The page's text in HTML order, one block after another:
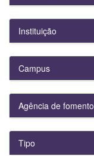
Instituição
Campus
Agência de fomento
Tipo